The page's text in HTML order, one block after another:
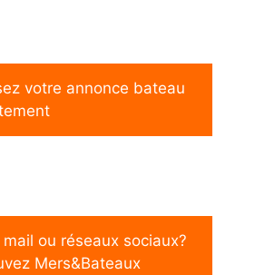
votre annonce bateau
ou réseaux sociaux?
Mers&Bateaux